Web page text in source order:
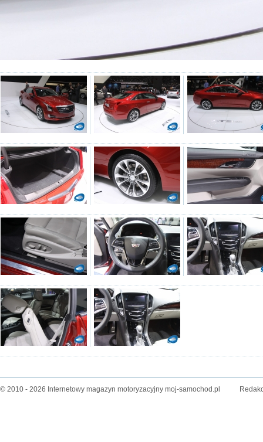
© 2010 - 2026 Internetowy magazyn motoryzacyjny moj-samochod.pl